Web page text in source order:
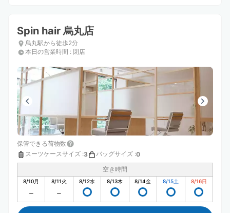
Spin hair 烏丸店
烏丸駅から徒歩2分
本日の営業時間 : 閉店
保管できる荷物数
スーツケースサイズ :3 バッグサイズ :0
空き時間
8/10月 8/11火 8/12水 8/13木 8/14金 8/15土 8/16日